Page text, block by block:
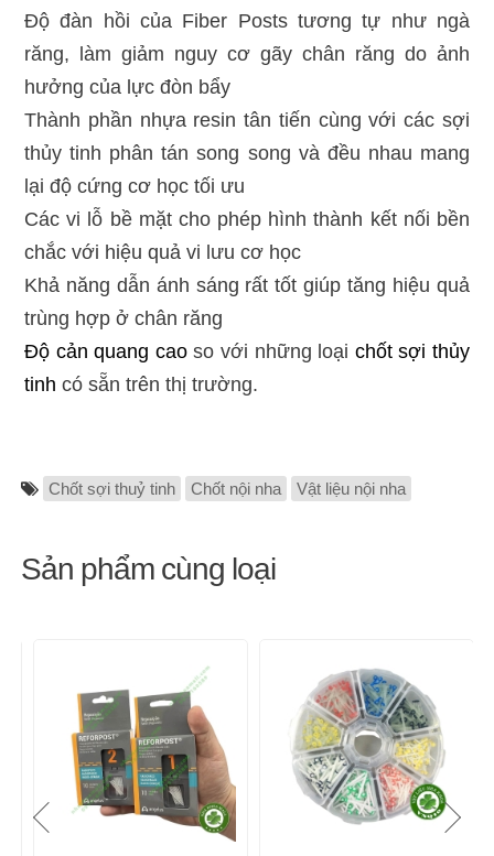
Độ đàn hồi của Fiber Posts tương tự như ngà
răng, làm giảm nguy cơ gãy chân răng do ảnh
hưởng của lực đòn bẩy
Thành phần nhựa resin tân tiến cùng với các sợi
thủy tinh phân tán song song và đều nhau mang
lại độ cứng cơ học tối ưu
Các vi lỗ bề mặt cho phép hình thành kết nối bền
chắc với hiệu quả vi lưu cơ học
Khả năng dẫn ánh sáng rất tốt giúp tăng hiệu quả
trùng hợp ở chân răng
Độ cản quang caoso với những loại chốt sợi thủy
tinh có sẵn trên thị trường.
Chốt sợi thuỷ tinh Chốt nội nha Vật liệu nội nha
Sản phẩm cùng loại